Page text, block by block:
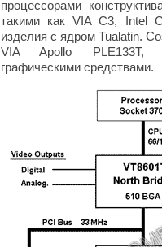
процессорами
такими как VIA C3, Intel
изделия с ядром Tualatin.
VIA Apollo PLE133T,
графическими средствами.